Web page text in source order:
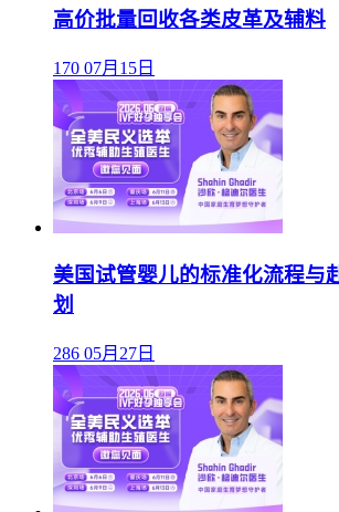
高价批量回收各类皮革及辅料
170 07月15日
美国试管婴儿的标准化流程与
划
286 05月27日